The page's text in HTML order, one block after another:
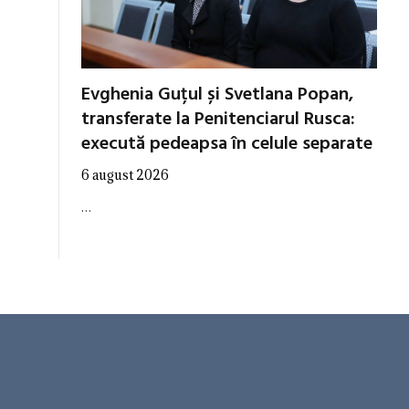
Evghenia Guțul și Svetlana Popan,
transferate la Penitenciarul Rusca:
execută pedeapsa în celule separate
6 august 2026
…